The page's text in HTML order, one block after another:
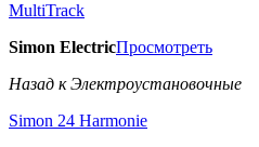
MultiTrack
Simon ElectricПросмотреть
Назад к Электроустановочные
Simon 24 Harmonie